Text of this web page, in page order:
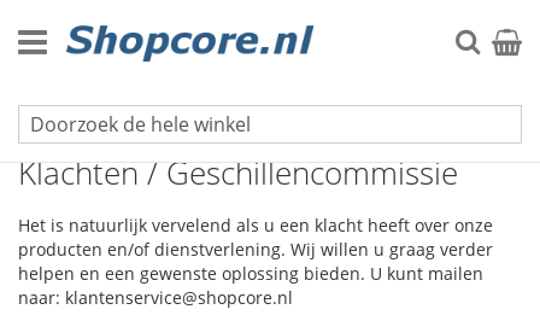
naar
de
Zoek
Klantenservice
Klachten / Geschillencommissie
Het is natuurlijk vervelend als u een klacht heeft over onze
producten en/of dienstverlening. Wij willen u graag verder
helpen en een gewenste oplossing bieden. U kunt mailen
naar: klantenservice@shopcore.nl